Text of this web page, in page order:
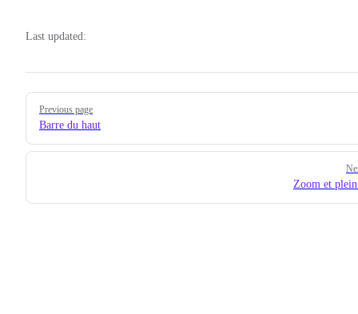
Last updated:
Pager
Previous page
Barre du haut
Zoom et